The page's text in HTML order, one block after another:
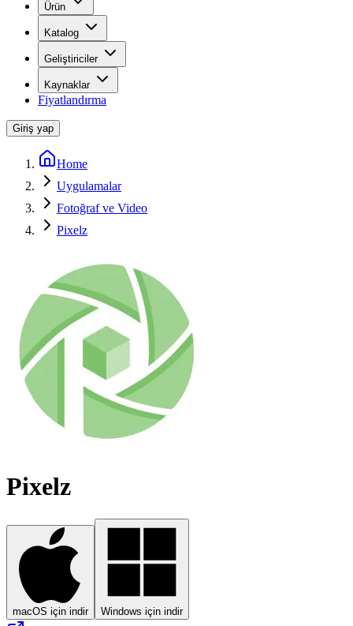
Ürün
Katalog
Geliştiriciler
Kaynaklar
Fiyatlandırma
Giriş yap
Home
Uygulamalar
Fotoğraf ve Video
Pixelz
Pixelz
macOS için indir Windows için indir